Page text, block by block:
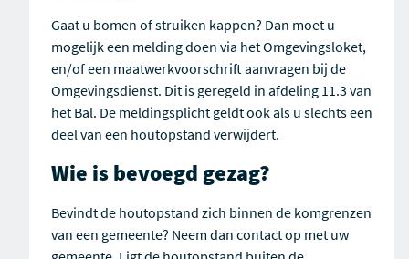
Gaat u bomen of struiken kappen? Dan moet u
mogelijk een melding doen via het Omgevingsloket,
en/of een maatwerkvoorschrift aanvragen bij de
Omgevingsdienst. Dit is geregeld in afdeling 11.3 van
het Bal. De meldingsplicht geldt ook als u slechts een
deel van een houtopstand verwijdert.
Wie is bevoegd gezag?
Bevindt de houtopstand zich binnen de komgrenzen
van een gemeente? Neem dan contact op met uw